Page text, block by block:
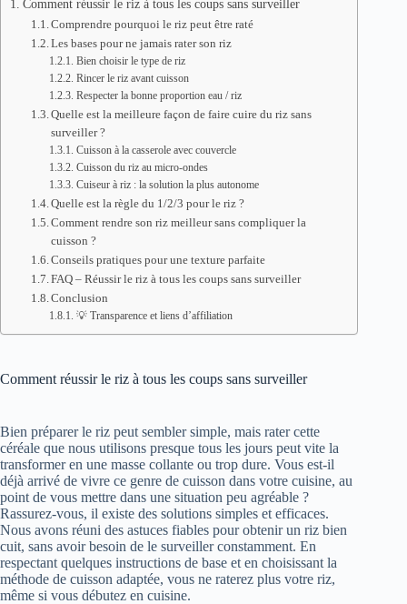
Comment réussir le riz à tous les coups sans surveiller
Comprendre pourquoi le riz peut être raté
Les bases pour ne jamais rater son riz
Bien choisir le type de riz
Rincer le riz avant cuisson
Respecter la bonne proportion eau / riz
Quelle est la meilleure façon de faire cuire du riz sans
surveiller ?
Cuisson à la casserole avec couvercle
Cuisson du riz au micro-ondes
Cuiseur à riz : la solution la plus autonome
Quelle est la règle du 1/2/3 pour le riz ?
Comment rendre son riz meilleur sans compliquer la
cuisson ?
Conseils pratiques pour une texture parfaite
FAQ – Réussir le riz à tous les coups sans surveiller
Conclusion
💡 Transparence et liens d’affiliation
Comment réussir le riz à tous les coups sans surveiller
Bien préparer le riz peut sembler simple, mais rater cette
céréale que nous utilisons presque tous les jours peut vite la
transformer en une masse collante ou trop dure. Vous est-il
déjà arrivé de vivre ce genre de cuisson dans votre cuisine, au
point de vous mettre dans une situation peu agréable ?
Rassurez-vous, il existe des solutions simples et efficaces.
Nous avons réuni des astuces fiables pour obtenir un riz bien
cuit, sans avoir besoin de le surveiller constamment. En
respectant quelques instructions de base et en choisissant la
méthode de cuisson adaptée, vous ne raterez plus votre riz,
même si vous débutez en cuisine.